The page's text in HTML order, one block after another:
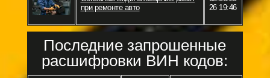
при ремонте авто
26 19:46
Последние запрошенные
расшифровки ВИН кодов: